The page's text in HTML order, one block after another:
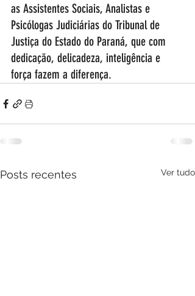
as Assistentes Sociais, Analistas e
Psicólogas Judiciárias do Tribunal de
Justiça do Estado do Paraná, que com
dedicação, delicadeza, inteligência e
força fazem a diferença.
Posts recentes Ver tudo